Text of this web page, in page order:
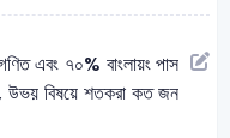
এবং ৭০% বাংলায়ং পাস
উভয় বিষয়ে শতকরা কত জন